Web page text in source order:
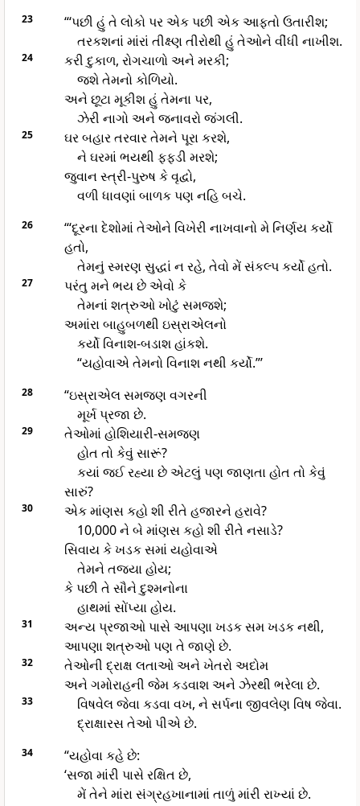
23
“‘પછી હું તે લોકો પર એક પછી એક આફતો ઉતારીશ;
તરકશનાં માંરાં તીક્ષ્ણ તીરોથી હું તેઓને વીંધી નાખીશ.
24
કરી દુકાળ, રોગચાળો અને મરકી;
જશે તેમનો કોળિયો.
અને છૂટા મૂકીશ હું તેમના પર,
ઝેરી નાગો અને જનાવરો જંગલી.
25
ઘર બહાર તરવાર તેમને પૂરા કરશે,
ને ઘરમાં ભયથી ફફડી મરશે;
જુવાન સ્ત્રી-પુરુષ કે વૃદ્વો,
વળી ધાવણાં બાળક પણ નહિ બચે.
26
“‘દૂરના દેશોમાં તેઓને વિખેરી નાખવાનો મે નિર્ણય કર્યો
હતો,
તેમનું સ્મરણ સુદ્ધાં ન રહે, તેવો મેં સંકલ્પ કર્યો હતો.
27
પરંતુ મને ભય છે એવો કે
તેમનાં શત્રુઓ ખોટું સમજશે;
અમાંરા બાહુબળથી ઇસ્રાએલનો
કર્યો વિનાશ-બડાશ હાંકશે.
“યહોવાએ તેમનો વિનાશ નથી કર્યો.”’
28
“ઇસ્રાએલ સમજણ વગરની
મૂર્ખ પ્રજા છે.
29
તેઓમાં હોશિયારી-સમજણ
હોત તો કેવું સારૂં?
કયાં જઈ રહ્યા છે એટલું પણ જાણતા હોત તો કેવું
સારું?
30
એક માંણસ કહો શી રીતે હજારને હરાવે?
10,000 ને બે માંણસ કહો શી રીતે નસાડે?
સિવાય કે ખડક સમાં યહોવાએ
તેમને તજયા હોય;
કે પછી તે સૌને દુશ્મનોના
હાથમાં સોંપ્યા હોય.
31
અન્ય પ્રજાઓ પાસે આપણા ખડક સમ ખડક નથી,
આપણા શત્રુઓ પણ તે જાણે છે.
32
તેઓની દ્રાક્ષ લતાઓ અને ખેતરો અદોમ
અને ગમોરાહની જેમ કડવાશ અને ઝેરથી ભરેલા છે.
33
વિષવેલ જેવા કડવા વખ, ને સર્પના જીવલેણ વિષ જેવા.
દ્રાક્ષારસ તેઓ પીએ છે.
34
“યહોવા કહે છે:
‘સજા માંરી પાસે રક્ષિત છે,
મેં તેને માંરા સંગ્રહખાનામાં તાળું માંરી રાખ્યાં છે.